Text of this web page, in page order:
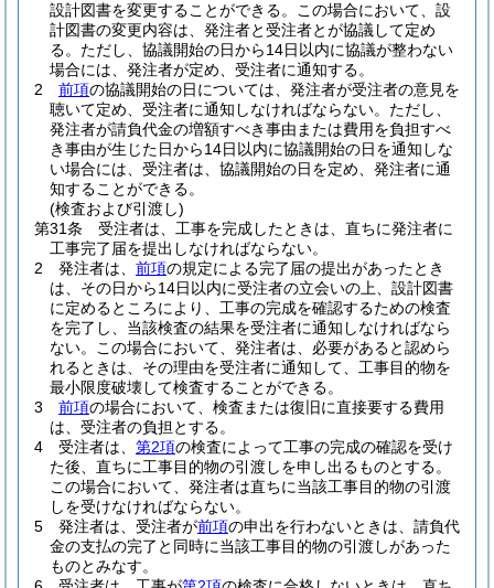
設計図書を変更することができる。
この場合において、設
計図書の変更内容は、発注者と受注者とが協議して定め
る。 ただし、協議開始の日から14日以内に協議が整わない
場合には、発注者が定め、受注者に通知する。
2
前項の協議開始の日については、発注者が受注者の意見を
聴いて定め、受注者に通知しなければならない。 ただし、
発注者が請負代金の増額すべき事由または費用を負担すべ
き事由が生じた日から14日以内に協議開始の日を通知しな
い場合には、受注者は、協議開始の日を定め、発注者に通
知することができる。
(検査および引渡し)
第31条
受注者は、工事を完成したときは、直ちに発注者に
工事完了届を提出しなければならない。
2
発注者は、 前項の規定による完了届の提出があったとき
は、その日から14日以内に受注者の立会いの上、設計図書
に定めるところにより、工事の完成を確認するための検査
を完了し、当該検査の結果を受注者に通知しなければなら
ない。
この場合において、発注者は、必要があると認めら
れるときは、その理由を受注者に通知して、工事目的物を
最小限度破壊して検査することができる。
3
前項の場合において、検査または復旧に直接要する費用
は、受注者の負担とする。
4
受注者は、 第2項の検査によって工事の完成の確認を受け
た後、直ちに工事目的物の引渡しを申し出るものとする。
この場合において、発注者は直ちに当該工事目的物の引渡
しを受けなければならない。
5
発注者は、受注者が前項の申出を行わないときは、請負代
金の支払の完了と同時に当該工事目的物の引渡しがあった
ものとみなす。